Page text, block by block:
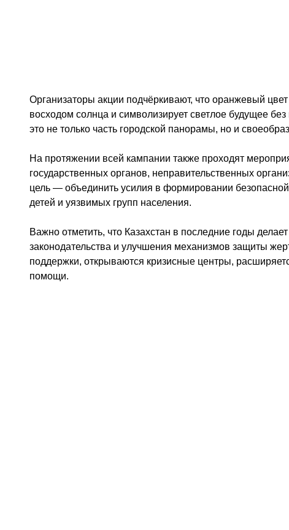
Организаторы акции подчёркивают, что оранжевый
восходом солнца и символизирует светлое будущее
это не только часть городской панорамы, но и
На протяжении всей кампании также проходят
государственных органов, неправительственных
цель — объединить усилия в формировании
детей и уязвимых групп населения.
Важно отметить, что Казахстан в последние годы
законодательства и улучшения механизмов защиты
поддержки, открываются кризисные центры,
помощи.